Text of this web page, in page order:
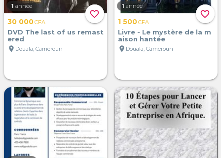
favorite_border
1 année
30 000CFA
DVD The last of us remast
ered
location_on Douala, Cameroun
favorite_border
1 année
1 500CFA
Livre - Le mystère de la m
aison hantée
location_on Douala, Cameroun